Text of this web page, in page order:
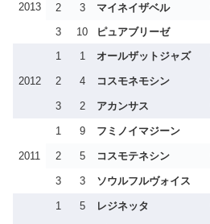
2013 2 3 マイネイザベル
3
10 ピュアブリーゼ
2012
1 1 オールザットジャズ
2 4 コスモネモシン
3 2 アカンサス
2011
1 9 フミノイマジーン
2 5 コスモテネシン
3 3 ソウルフルヴォイス
1 5 レジネッタ